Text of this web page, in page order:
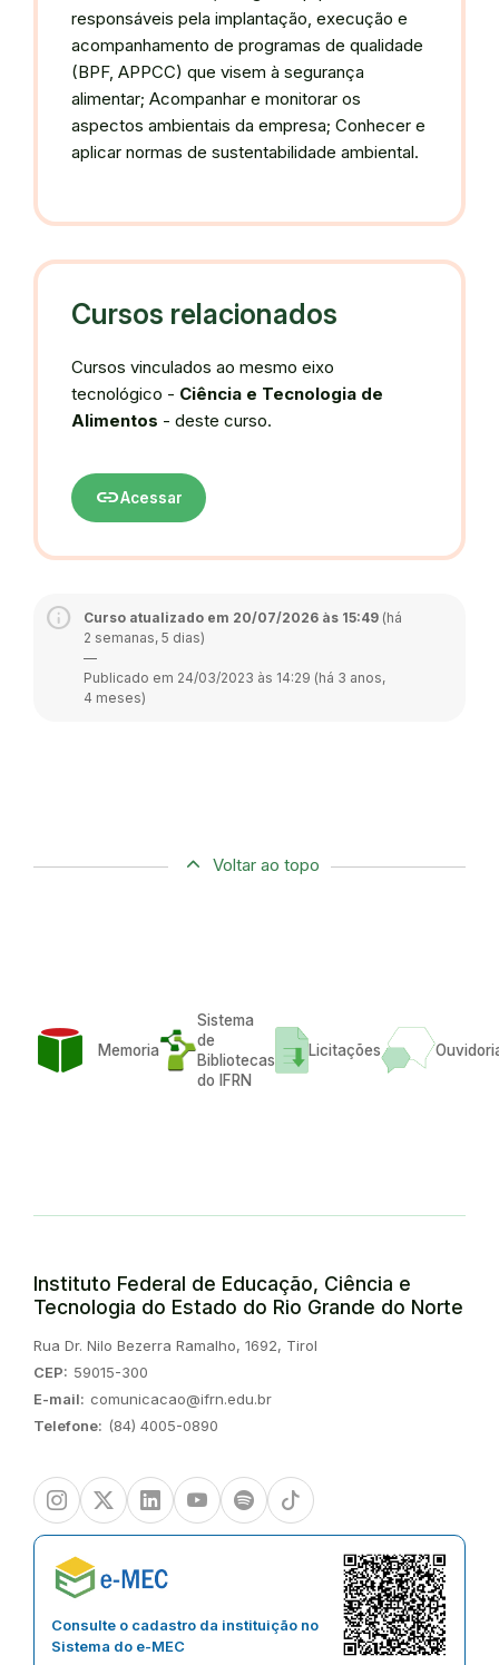
responsáveis pela implantação, execução e
acompanhamento de programas de qualidade
(BPF, APPCC) que visem à segurança
alimentar; Acompanhar e monitorar os
aspectos ambientais da empresa; Conhecer e
aplicar normas de sustentabilidade ambiental.
Cursos relacionados
Cursos vinculados ao mesmo eixo
tecnológico - Ciência e Tecnologia de
Alimentos - deste curso.
linkAcessar
Curso atualizado em 20/07/2026 às 15:49 (há
2 semanas, 5 dias)
—
Publicado em 24/03/2023 às 14:29 (há 3 anos,
4 meses)
Voltar ao topo
Memoria
Sistema
de
Bibliotecas
do IFRN
Licitações
Instituto Federal de Educação, Ciência e
Tecnologia do Estado do Rio Grande do Norte
Endereço:
Rua Dr. Nilo Bezerra Ramalho, 1692, Tirol
CEP: 59015-300
E-mail: comunicacao@ifrn.edu.br
Telefone: (84) 4005-0890
InstagramTwitter/XLinkedinYoutubeSpotify TikTok
Consulte o cadastro da instituição no
Sistema do e-MEC